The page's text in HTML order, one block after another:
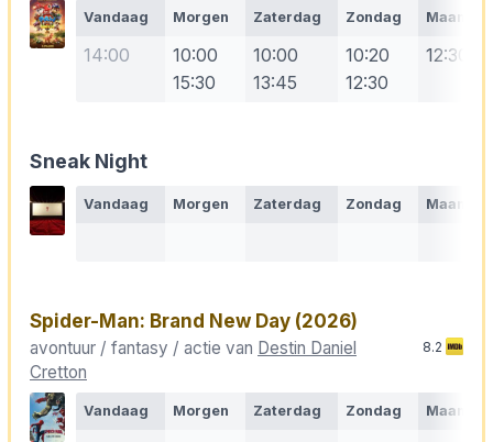
Vandaag Morgen Zaterdag Zondag Maandag
14:00
10:00
15:30
10:00
13:45
10:20
12:30
12:30
Sneak Night
Vandaag Morgen Zaterdag Zondag Maandag
Spider-Man: Brand New Day (2026)
avontuur / fantasy / actie van Destin Daniel
Cretton
8.2
Vandaag Morgen Zaterdag Zondag Maandag